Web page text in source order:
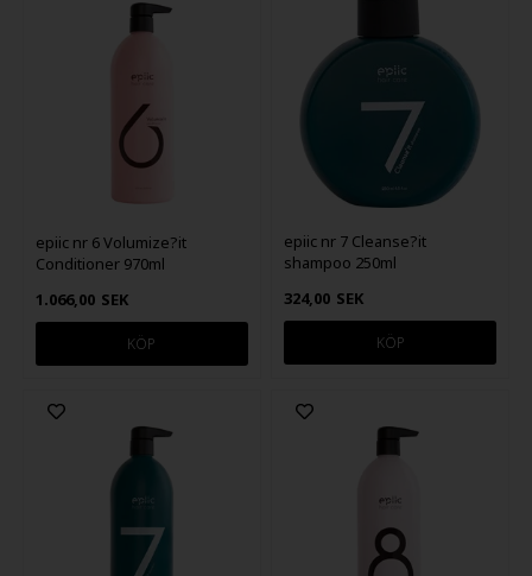
epiic nr 6 Volumize?it
Conditioner 970ml
1.066,00 SEK
epiic nr 7 Cleanse?it
shampoo 250ml
324,00 SEK